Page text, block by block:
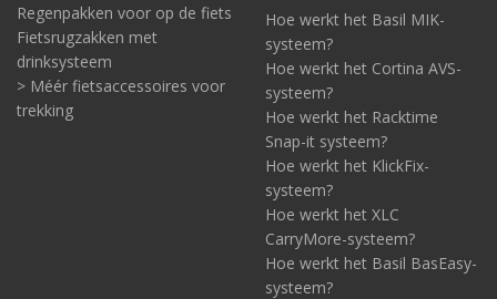
Regenpakken voor op de fiets
Fietsrugzakken met
drinksysteem
> Méér fietsaccessoires voor
trekking
Hoe werkt het Basil MIK-
systeem?
Hoe werkt het Cortina AVS-
systeem?
Hoe werkt het Racktime
Snap-it systeem?
Hoe werkt het KlickFix-
systeem?
Hoe werkt het XLC
CarryMore-systeem?
Hoe werkt het Basil BasEasy-
systeem?